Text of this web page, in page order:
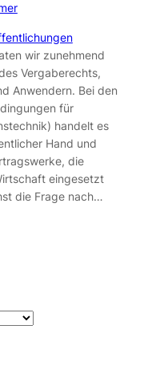
wir zunehmend
Vergaberechts,
Anwendern. Bei den
für
handelt es
Hand und
die
eingesetzt
die Frage nach…